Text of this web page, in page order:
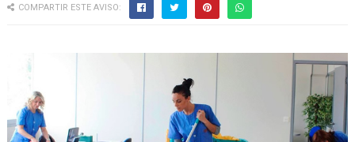
COMPARTIR ESTE AVISO: